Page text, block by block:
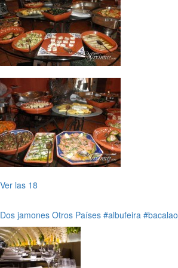
Ver las 18
Dos jamones Otros Países #albufeira #bacalao